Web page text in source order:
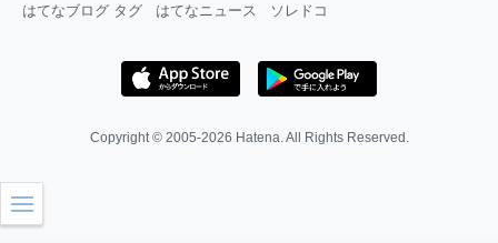
はてなブログ タグ はてなニュース ソレドコ
Copyright © 2005-2026 Hatena . All Rights Reserved.